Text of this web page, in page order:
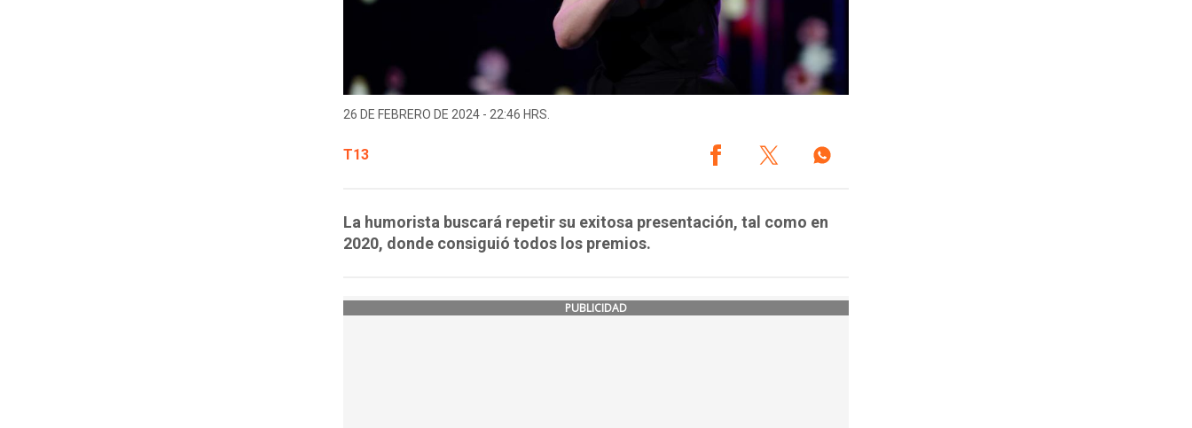
26 DE FEBRERO DE 2024 - 22:46 HRS.
T13
La humorista buscará repetir su exitosa presentación, tal como en
2020, donde consiguió todos los premios.
PUBLICIDAD